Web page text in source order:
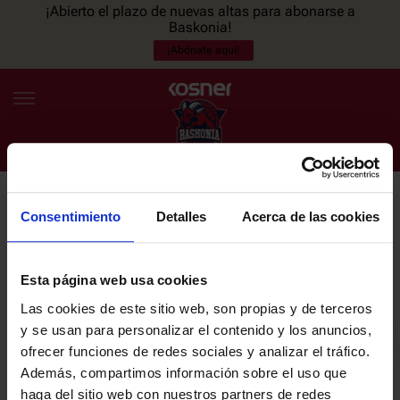
Consentimiento Detalles Acerca de las cookies
Esta página web usa cookies
Las cookies de este sitio web, son propias y de terceros
y se usan para personalizar el contenido y los anuncios,
ofrecer funciones de redes sociales y analizar el tráfico.
Además, compartimos información sobre el uso que
haga del sitio web con nuestros partners de redes
¡Abierto el plazo de nuevas altas para abonarse a
Baskonia!
¡Abónate aquí!
ES EU
NOTICIAS
PLANTILLA
ENTRADAS
NEWSLETTER
últimas noticias y promociones del club.
Email
He leído y acepto laPolítica de privacidaddel SASKI BASKONIA